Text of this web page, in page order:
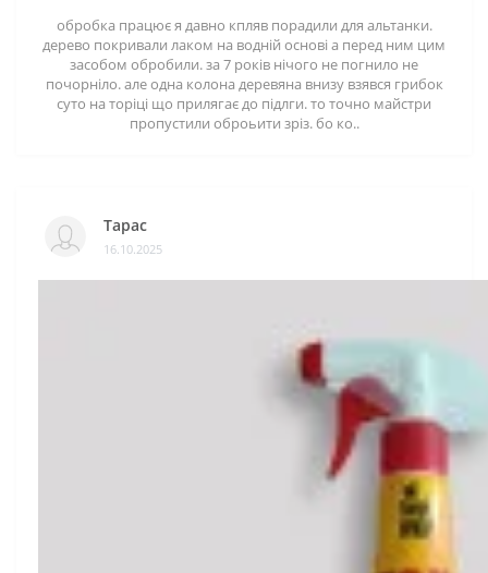
обробка працює я давно кпляв порадили для альтанки.
дерево покривали лаком на водній основі а перед ним цим
засобом обробили. за 7 років нічого не погнило не
почорніло. але одна колона деревяна внизу взявся грибок
суто на торіці що прилягає до підлги. то точно майстри
пропустили оброьити зріз. бо ко..
Тарас
16.10.2025